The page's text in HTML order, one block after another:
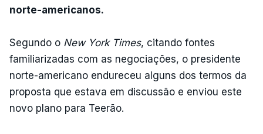
norte-americanos.
Segundo o New York Times, citando fontes
familiarizadas com as negociações, o presidente
norte-americano endureceu alguns dos termos da
proposta que estava em discussão e enviou este
novo plano para Teerão.